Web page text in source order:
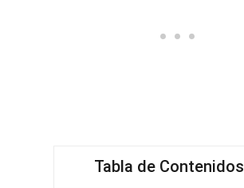
Tabla de Contenidos